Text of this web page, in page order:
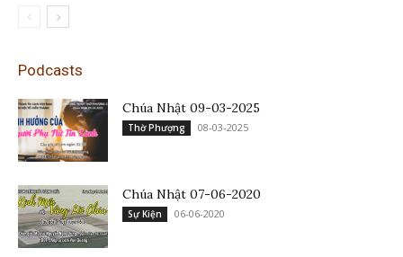
Podcasts
Chúa Nhật 09-03-2025
Thờ Phượng 08-03-2025
Chúa Nhật 07-06-2020
Sự Kiện 06-06-2020